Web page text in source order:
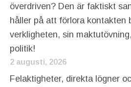
överdriven? Den är faktiskt
håller på att förlora kontakten
verkligheten, sin
politik!
2 augusti, 2026
Felaktigheter, direkta lögner